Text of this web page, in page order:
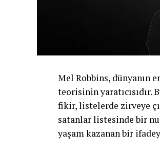
Mel Robbins, dünyanın
teorisinin
fikir, listelerde zirveye
satanlar listesinde bir
yaşam kazanan bir